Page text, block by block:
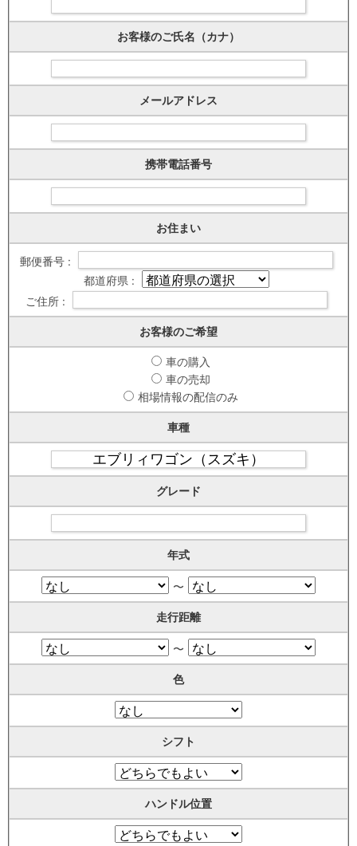
お客様のご氏名（カナ）
メールアドレス
携帯電話番号
お住まい
郵便番号 :
都道府県 :
ご住所 :
お客様のご希望
車の購入
車の売却
相場情報の配信のみ
車種
グレード
年式
〜
走行距離
〜
色
シフト
ハンドル位置